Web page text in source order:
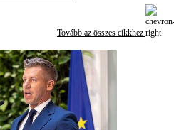
Tovább az összes cikkhez